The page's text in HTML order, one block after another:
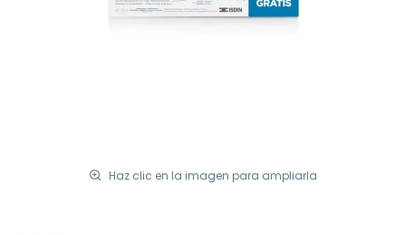
Haz clic en la imagen para ampliarla